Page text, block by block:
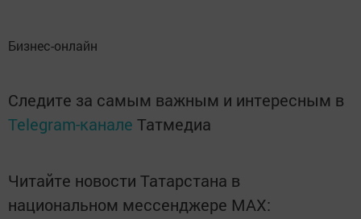
Бизнес-онлайн
Следите за самым важным и интересным в
Telegram-канале Татмедиа
Читайте новости Татарстана в
национальном мессенджере MАХ: